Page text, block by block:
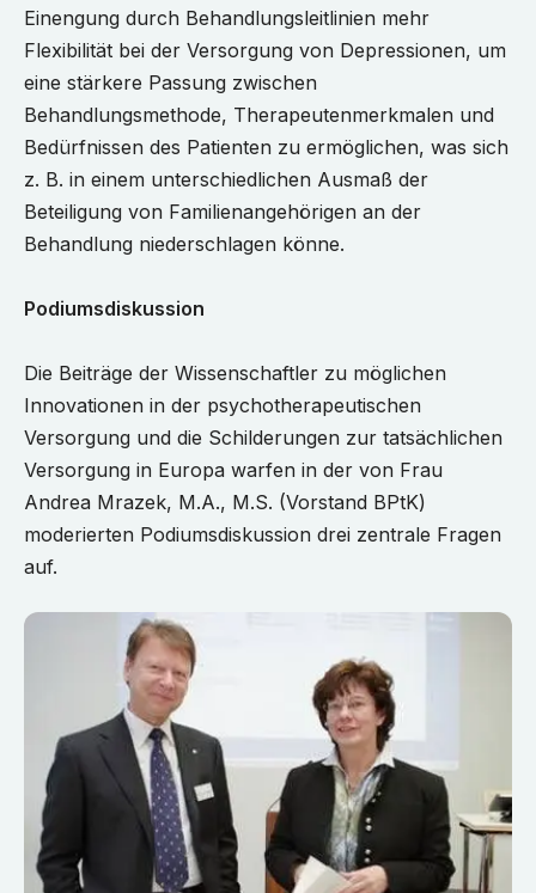
Einengung durch Behandlungsleitlinien mehr
Flexibilität bei der Versorgung von Depressionen, um
eine stärkere Passung zwischen
Behandlungsmethode, Therapeutenmerkmalen und
Bedürfnissen des Patienten zu ermöglichen, was sich
z. B. in einem unterschiedlichen Ausmaß der
Beteiligung von Familienangehörigen an der
Behandlung niederschlagen könne.
Podiumsdiskussion
Die Beiträge der Wissenschaftler zu möglichen
Innovationen in der psychotherapeutischen
Versorgung und die Schilderungen zur tatsächlichen
Versorgung in Europa warfen in der von Frau
Andrea Mrazek, M.A., M.S. (Vorstand BPtK)
moderierten Podiumsdiskussion drei zentrale Fragen
auf.